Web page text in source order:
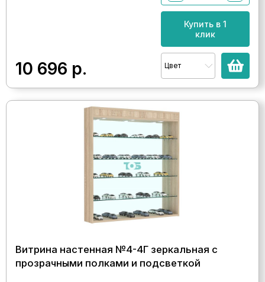
10 696 р.
Купить в 1
клик
Цвет
Витрина настенная №4-4Г зеркальная с
прозрачными полками и подсветкой